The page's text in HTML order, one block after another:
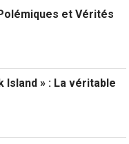
et Vérités
Island » : La véritable